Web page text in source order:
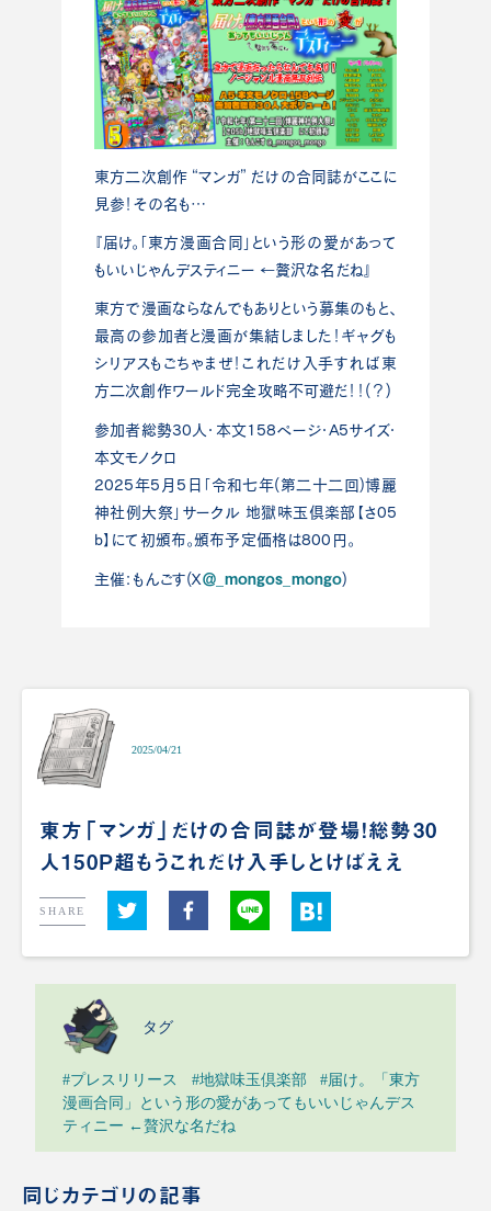
東方二次創作 “マンガ” だけの合同誌がここに
見参！その名も…
『届け。「東方漫画合同」という形の愛があって
もいいじゃんデスティニー ←贅沢な名だね』
東方で漫画ならなんでもありという募集のもと、
最高の参加者と漫画が集結しました！ギャグも
シリアスもごちゃまぜ！これだけ入手すれば東
方二次創作ワールド完全攻略不可避だ！！(？)
参加者総勢30人・本文158ページ・A5サイズ・
本文モノクロ
2025年5月5日「令和七年(第二十二回)博麗
神社例大祭」サークル 地獄味玉倶楽部【さ05
ｂ】にて初頒布。頒布予定価格は800円。
主催：もんごす(Ｘ＠_mongos_mongo)
2025/04/21
東方「マンガ」だけの合同誌が登場！総勢30
人150P超もうこれだけ入手しとけばええ
SHARE
タグ
#プレスリリース #地獄味玉倶楽部
#届け。「東方
漫画合同」という形の愛があってもいいじゃんデス
ティニー ←贅沢な名だね
同じカテゴリの記事